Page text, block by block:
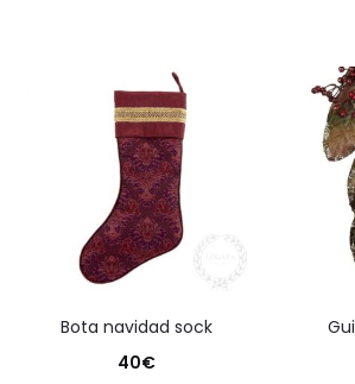
bota navidad sock
40€